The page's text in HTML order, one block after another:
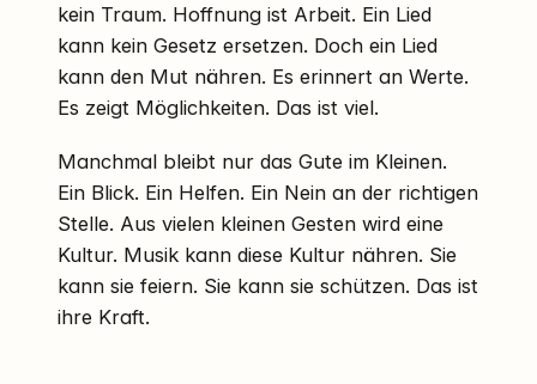
kein Traum. Hoffnung ist Arbeit. Ein Lied
kann kein Gesetz ersetzen. Doch ein Lied
kann den Mut nähren. Es erinnert an Werte.
Es zeigt Möglichkeiten. Das ist viel.
Manchmal bleibt nur das Gute im Kleinen.
Ein Blick. Ein Helfen. Ein Nein an der richtigen
Stelle. Aus vielen kleinen Gesten wird eine
Kultur. Musik kann diese Kultur nähren. Sie
kann sie feiern. Sie kann sie schützen. Das ist
ihre Kraft.